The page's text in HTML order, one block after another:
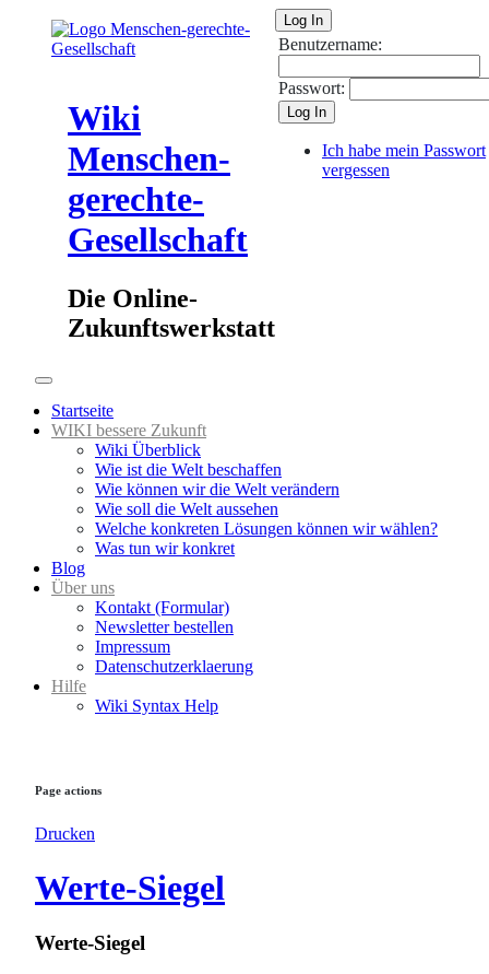
Wiki
Menschen-
gerechte-
Gesellschaft
Die Online-
Zukunftswerkstatt
Log In
Benutzername:
Passwort:
Log In
Ich habe mein Passwort
vergessen
Startseite
WIKI bessere Zukunft
Wiki Überblick
Wie ist die Welt beschaffen
Wie können wir die Welt verändern
Wie soll die Welt aussehen
Welche konkreten Lösungen können wir wählen?
Was tun wir konkret
Blog
Über uns
Kontakt (Formular)
Newsletter bestellen
Impressum
Datenschutzerklaerung
Hilfe
Wiki Syntax Help
Page actions
Drucken
Werte-Siegel
Werte-Siegel